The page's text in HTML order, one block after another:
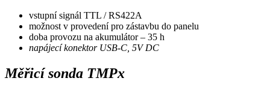
vstupní signál TTL / RS422A
možnost v provedení pro zástavbu do panelu
doba provozu na akumulátor – 35 h
napájecí konektor USB-C, 5V DC
Měřicí sonda TMPx